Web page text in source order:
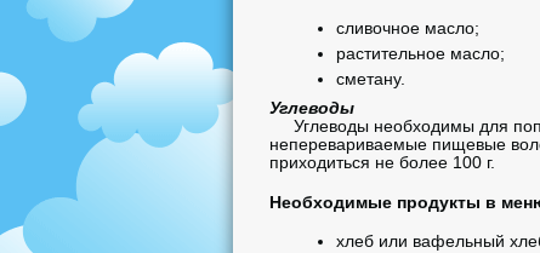
сливочное масло;
растительное масло;
сметану.
Углеводы
Углеводы необходимы для
неперевариваемые пищевые
приходиться не более 100 г.
Необходимые продукты в
хлеб или вафельный